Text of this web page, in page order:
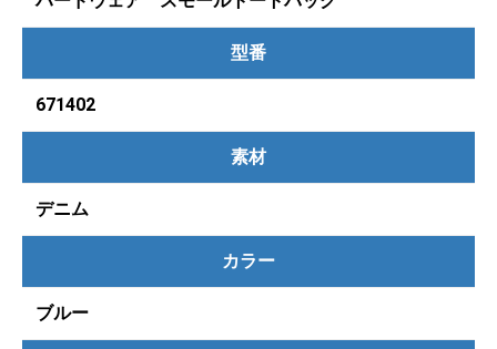
型番
671402
素材
デニム
カラー
ブルー